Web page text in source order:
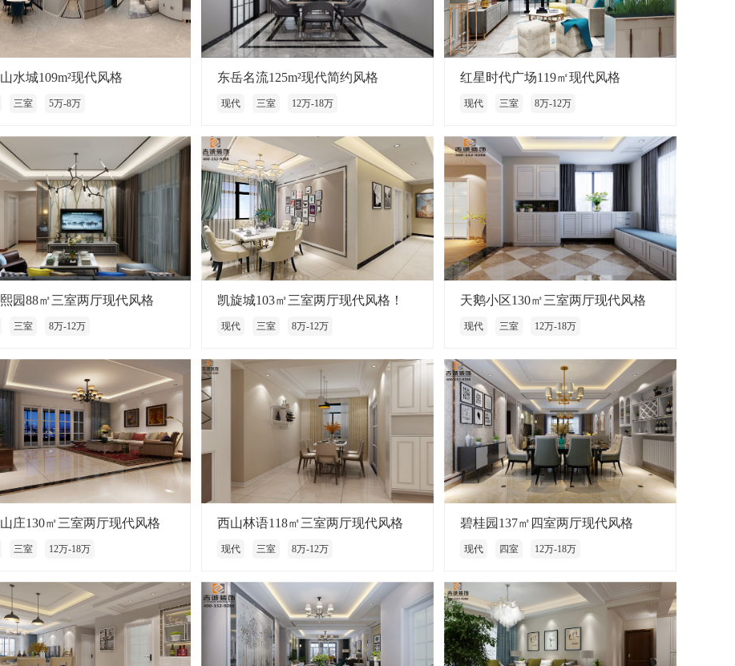
水城109m²现代风格
三室 5万-8万
东岳名流125m²现代简约风格
现代 三室 12万-18万
红星时代广场119㎡现代风格
现代 三室 8万-12万
园88㎡三室两厅现代风格
三室 8万-12万
凯旋城103㎡三室两厅现代风格！
现代 三室 8万-12万
天鹅小区130㎡三室两厅现代风格
现代 三室 12万-18万
庄130㎡三室两厅现代风格
三室 12万-18万
西山林语118㎡三室两厅现代风格
现代 三室 8万-12万
碧桂园137㎡四室两厅现代风格
现代 四室 12万-18万